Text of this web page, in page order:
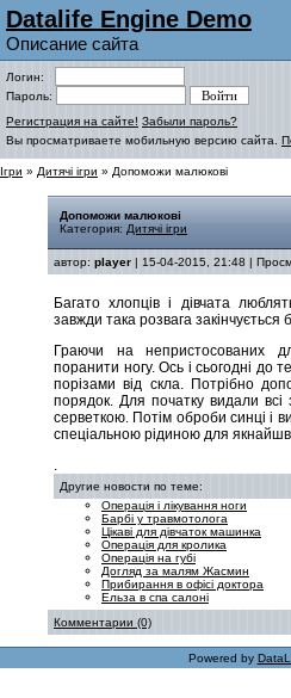
Datalife Engine Demo
Описание сайта
Логин:
Пароль:
Регистрация на сайте! Забыли пароль?
Вы просматриваете мобильную версию сайта.
Ігри » Дитячі ігри » Допоможи малюкові
Допоможи малюкові
Категория: Дитячі ігри
автор: player | 15-04-2015, 21:48 |
Багато хлопців і дівчата
завжди така розвага закінчується
Граючи на непристосованих
поранити ногу. Ось і сьогодні до
порізами від скла. Потрібно
порядок. Для початку видали
серветкою. Потім оброби синці і
спеціальною рідиною для
.
Другие новости по теме:
Операція і лікування ноги
Барбі у травмотолога
Цікаві для дівчаток машинка
Операція для кролика
Операція на губі
Догляд за малям Жасмин
Прибирання в офісі доктора
Ельза в спа салоні
Комментарии (0)
Powered by